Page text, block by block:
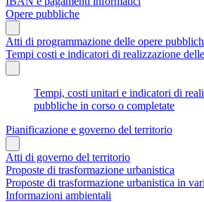
Opere pubbliche
Atti di programmazione delle opere
Tempi costi e indicatori di realizzazione
Tempi, costi unitari e indicatori di
pubbliche in corso o completate
Pianificazione e governo del territorio
Atti di governo del territorio
Proposte di trasformazione urbanistica
Proposte di trasformazione urbanistica in
Informazioni ambientali